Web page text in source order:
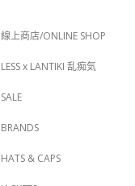
線上商店/ONLINE SHOP
LESS x LANTIKI 乱痴気
SALE
BRANDS
HATS & CAPS